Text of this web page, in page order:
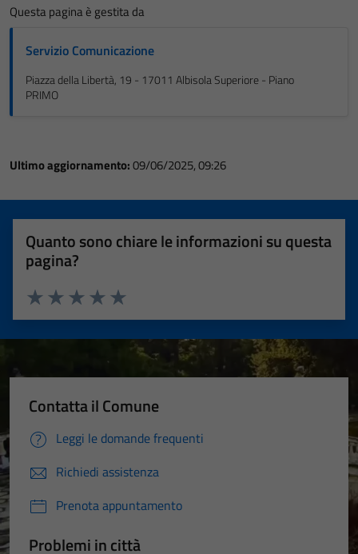
Questa pagina è gestita da
Servizio Comunicazione
Piazza della Libertà, 19 - 17011 Albisola Superiore - Piano
PRIMO
Ultimo aggiornamento:09/06/2025, 09:26
Quanto sono chiare le informazioni su questa
pagina?
Valuta 5 stelle su 5
Valuta 4 stelle su 5
Valuta 3 stelle su 5
Valuta 2 stelle su 5
Valuta 1 stelle su 5
Contatta il Comune
Leggi le domande frequenti
Richiedi assistenza
Prenota appuntamento
Problemi in città